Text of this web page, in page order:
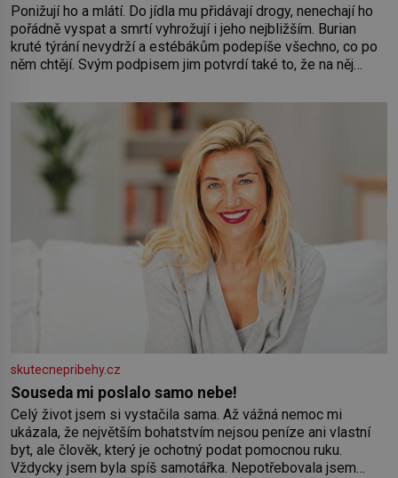
Ponižují ho a mlátí. Do jídla mu přidávají drogy, nenechají ho
pořádně vyspat a smrtí vyhrožují i jeho nejbližším. Burian
kruté týrání nevydrží a estébákům podepíše všechno, co po
něm chtějí. Svým podpisem jim potvrdí také to, že na něj
Syn brněnského řezníka chce být knězem a
skutecnepribehy.cz
Souseda mi poslalo samo nebe!
Celý život jsem si vystačila sama. Až vážná nemoc mi
ukázala, že největším bohatstvím nejsou peníze ani vlastní
byt, ale člověk, který je ochotný podat pomocnou ruku.
Vždycky jsem byla spíš samotářka. Nepotřebovala jsem